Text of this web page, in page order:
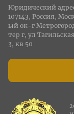
Юридический
107143, Россия,
ый ок-г
тер г, ул
3, кв 50